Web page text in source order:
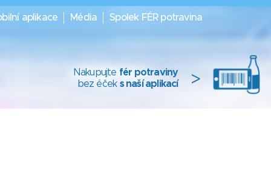
aplikace Média Spolek FÉR potravina
Nakupujte fér potraviny
bez éček s naší aplikací >